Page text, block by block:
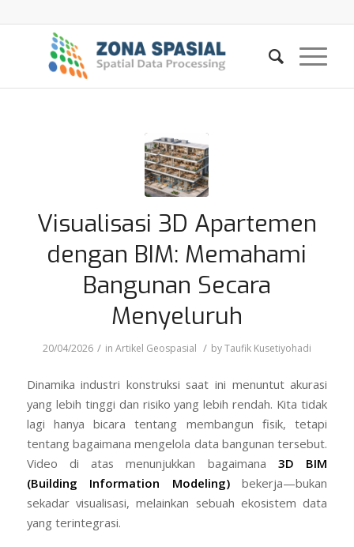
Visualisasi 3D Apartemen
dengan BIM: Memahami
Bangunan Secara
Menyeluruh
20/04/2026 / in Artikel Geospasial / byTaufik Kusetiyohadi
Dinamika industri konstruksi saat ini menuntut akurasi
yang lebih tinggi dan risiko yang lebih rendah. Kita tidak
lagi hanya bicara tentang membangun fisik, tetapi
tentang bagaimana mengelola data bangunan tersebut.
Video di atas menunjukkan bagaimana3D BIM
(Building Information Modeling)bekerja—bukan
sekadar visualisasi, melainkan sebuah ekosistem data
yang terintegrasi.